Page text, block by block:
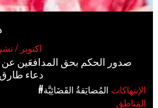
2 اكتوبر /
صدور الحكم بحق المدافعَين
دعاء
#المُضايَقةُ القَضَائِيَّة